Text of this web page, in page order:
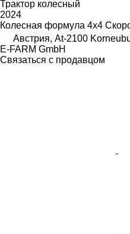
Трактор колесный
2024
Колесная формула 4x4
Австрия, At-2100
E-FARM GmbH
Связаться с продавцом